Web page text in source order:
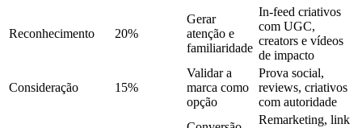
Reconhecimento 20%
Gerar
atenção e
familiaridade
In-feed criativos
com UGC,
creators e vídeos
de impacto
Consideração 15%
Validar a
marca como
opção
Prova social,
reviews, criativos
com autoridade
Remarketing, link